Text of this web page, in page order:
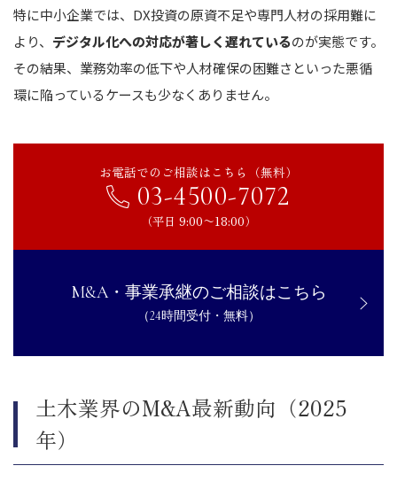
特に中小企業では、DX投資の原資不足や専門人材の採用難に
より、 デジタル化への対応が著しく遅れているのが実態です。
その結果、業務効率の低下や人材確保の困難さといった悪循
環に陥っているケースも少なくありません。
お電話でのご相談はこちら（無料）
03-4500-7072
（平日 9:00〜18:00）
M&A・事業承継のご相談はこちら
（24時間受付・無料）
土木業界のM&A最新動向（2025
年）